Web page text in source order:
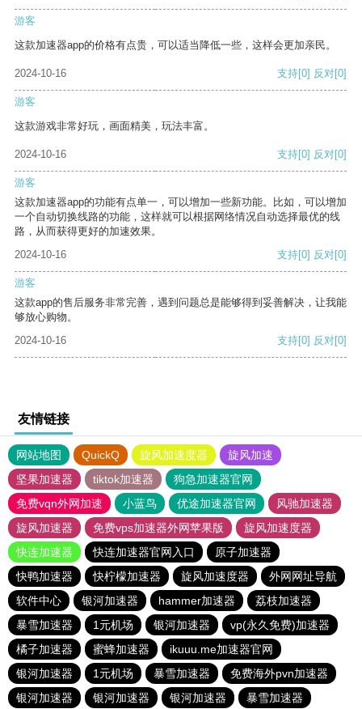
游客
这款加速器app的价格有点贵，可以适当降低一些，这样会更加亲民。
2024-10-16 支持[0] 反对[0]
游客
这款游戏非常好玩，画面精美，玩法丰富。
2024-10-16 支持[0] 反对[0]
游客
这款加速器app的功能有点单一，可以增加一些新功能。比如，可以增加
一个自动切换线路的功能，这样就可以根据网络情况自动选择最优的线
路，从而获得更好的加速效果。
2024-10-16
支持[0] 反对[0]
游客
这款app的售后服务非常完善，遇到问题总是能够得到妥善解决，让我能
够放心购物。
2024-10-16
支持[0] 反对[0]
友情链接
网站地图 QuickQ 旋风加速度器
旋风加速
坚果加速器
tiktok加速器
狗急加速器官网
免费vqn外网加速
小蓝鸟 优途加速器官网
风驰加速器
旋风加速器
免费vps加速器外网苹果版
旋风加速度器
快连加速器
快连加速器官网入口
原子加速器
快鸭加速器
快柠檬加速器 旋风加速度器
外网网址导航
软件中心
银河加速器 hammer加速器
荔枝加速器
暴雪加速器
1元机场 银河加速器
vp(永久免费)加速器
橘子加速器
蜜蜂加速器
ikuuu.me加速器官网
银河加速器
1元机场 暴雪加速器
免费海外pvn加速器
银河加速器
银河加速器 银河加速器 暴雪加速器